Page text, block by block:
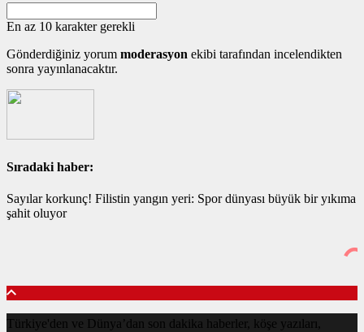
En az 10 karakter gerekli
Gönderdiğiniz yorum moderasyon ekibi tarafından incelendikten
sonra yayınlanacaktır.
Sıradaki haber:
Sayılar korkunç! Filistin yangın yeri: Spor dünyası büyük bir yıkıma
şahit oluyor
Türkiye'den ve Dünya’dan son dakika haberler, köşe yazıları,